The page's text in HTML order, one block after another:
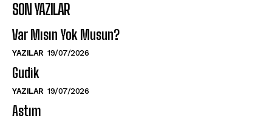
SON YAZILAR
Var Mısın Yok Musun?
YAZILAR 19/07/2026
Gudik
YAZILAR 19/07/2026
Astım